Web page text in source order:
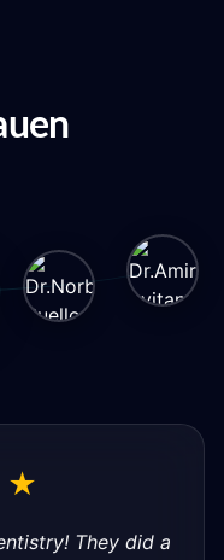
They did a